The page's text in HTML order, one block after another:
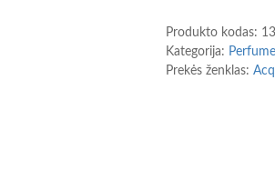
Produkto kodas:
Kategorija:
Prekės ženklas: